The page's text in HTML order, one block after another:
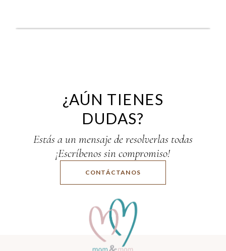
¿AÚN TIENES
DUDAS?
Estás a un mensaje de resolverlas todas
¡Escríbenos sin compromiso!
CONTÁCTANOS